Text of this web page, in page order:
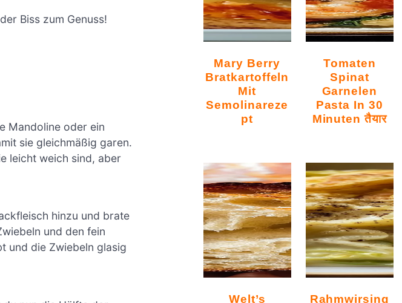
Biss zum Genuss!
Mandoline oder ein
sie gleichmäßig garen.
leicht weich sind, aber
hinzu und brate
und den fein
und die Zwiebeln glasig
Mary Berry
Bratkartoffeln
Mit
Semolinareze
Pt
Tomaten
Spinat
Garnelen
Pasta In 30
Minuten तैयार
Welt’s
Rahmwirsing